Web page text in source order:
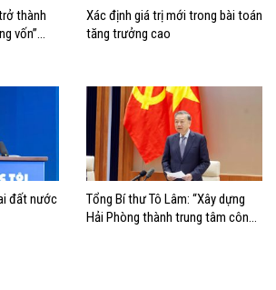
thành
vốn”
Xác định giá trị mới trong bài toán
tăng trưởng cao
đất nước
Tổng Bí thư Tô Lâm: “Xây dựng
Hải Phòng thành trung tâm công